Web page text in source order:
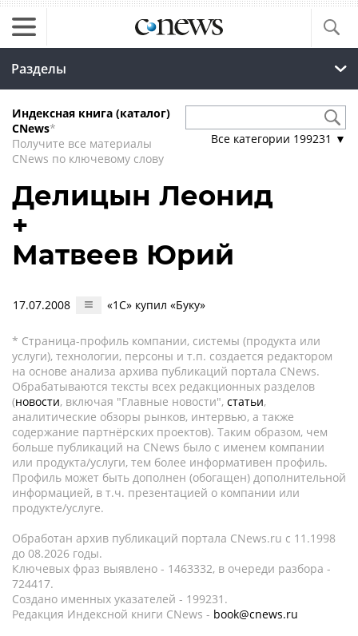
Разделы
Индексная книга (каталог)
CNews*
Получите все материалы
CNews по ключевому слову
Все категории 199231 ▼
Делицын Леонид
+
Матвеев Юрий
17.07.2008 «1С» купил «Буку»
* Страница-профиль компании, системы (продукта или
услуги), технологии, персоны и т.п. создается редактором
на основе анализа архива публикаций портала CNews.
Обрабатываются тексты всех редакционных разделов
(новости, включая "Главные новости", статьи,
аналитические обзоры рынков, интервью, а также
содержание партнёрских проектов). Таким образом, чем
больше публикаций на CNews было с именем компании
или продукта/услуги, тем более информативен профиль.
Профиль может быть дополнен (обогащен) дополнительной
информацией, в т.ч. презентацией о компании или
продукте/услуге.
Обработан архив публикаций портала CNews.ru c 11.1998
до 08.2026 годы.
Ключевых фраз выявлено - 1463332, в очереди разбора -
724417.
Создано именных указателей - 199231.
Редакция Индексной книги CNews - book@cnews.ru